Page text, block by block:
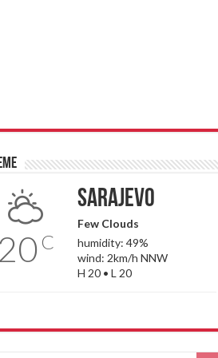
C
Sarajevo
Few Clouds
humidity: 49%
wind: 2km/h NNW
H 20 • L 20